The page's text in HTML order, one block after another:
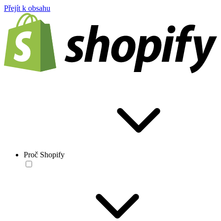
Přejít k obsahu
Proč Shopify